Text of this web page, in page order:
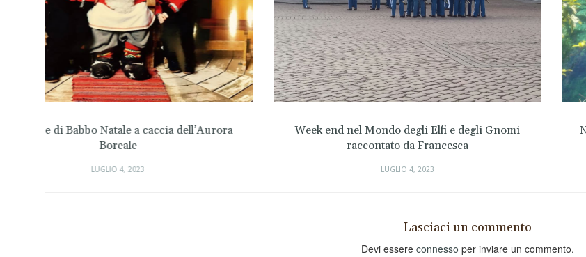
Week end nel Mondo degli Elfi e degli Gnomi
raccontato da Francesca
Natura,archeologia e spiagge bianchissime…in
Viaggio con Serena e Luca
Lasciaci un commento
Devi essere connesso per inviare un commento.